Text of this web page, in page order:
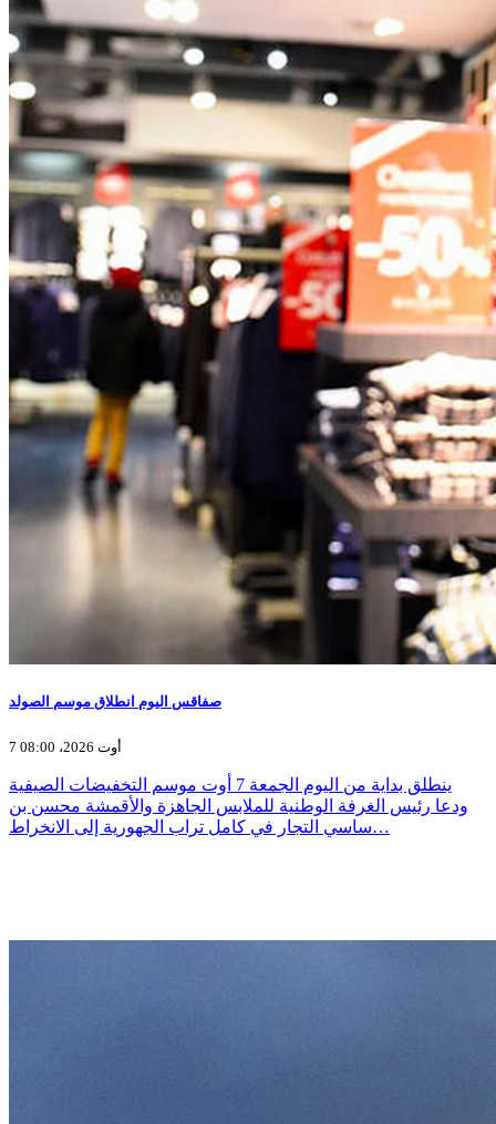
صفاقس اليوم انطلاق موسم الصولد
7 أوت 2026، 08:00
ينطلق بداية من اليوم الجمعة 7 أوت موسم التخفيضات الصيفية
ودعا رئيس الغرفة الوطنية للملابس الجاهزة والأقمشة محسن بن
ساسي التجار في كامل تراب الجهورية إلى الانخراط…